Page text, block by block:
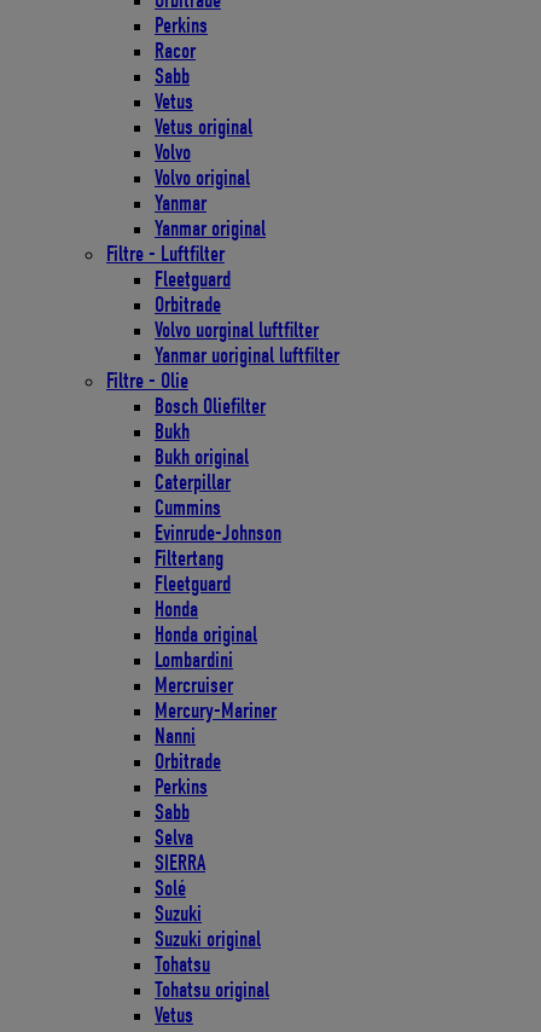
Perkins
Racor
Sabb
Vetus
Vetus original
Volvo
Volvo original
Yanmar
Yanmar original
Filtre - Luftfilter
Fleetguard
Orbitrade
Volvo uorginal luftfilter
Yanmar uoriginal luftfilter
Filtre - Olie
Bosch Oliefilter
Bukh
Bukh original
Caterpillar
Cummins
Evinrude-Johnson
Filtertang
Fleetguard
Honda
Honda original
Lombardini
Mercruiser
Mercury-Mariner
Nanni
Orbitrade
Perkins
Sabb
Selva
SIERRA
Solé
Suzuki
Suzuki original
Tohatsu
Tohatsu original
Vetus